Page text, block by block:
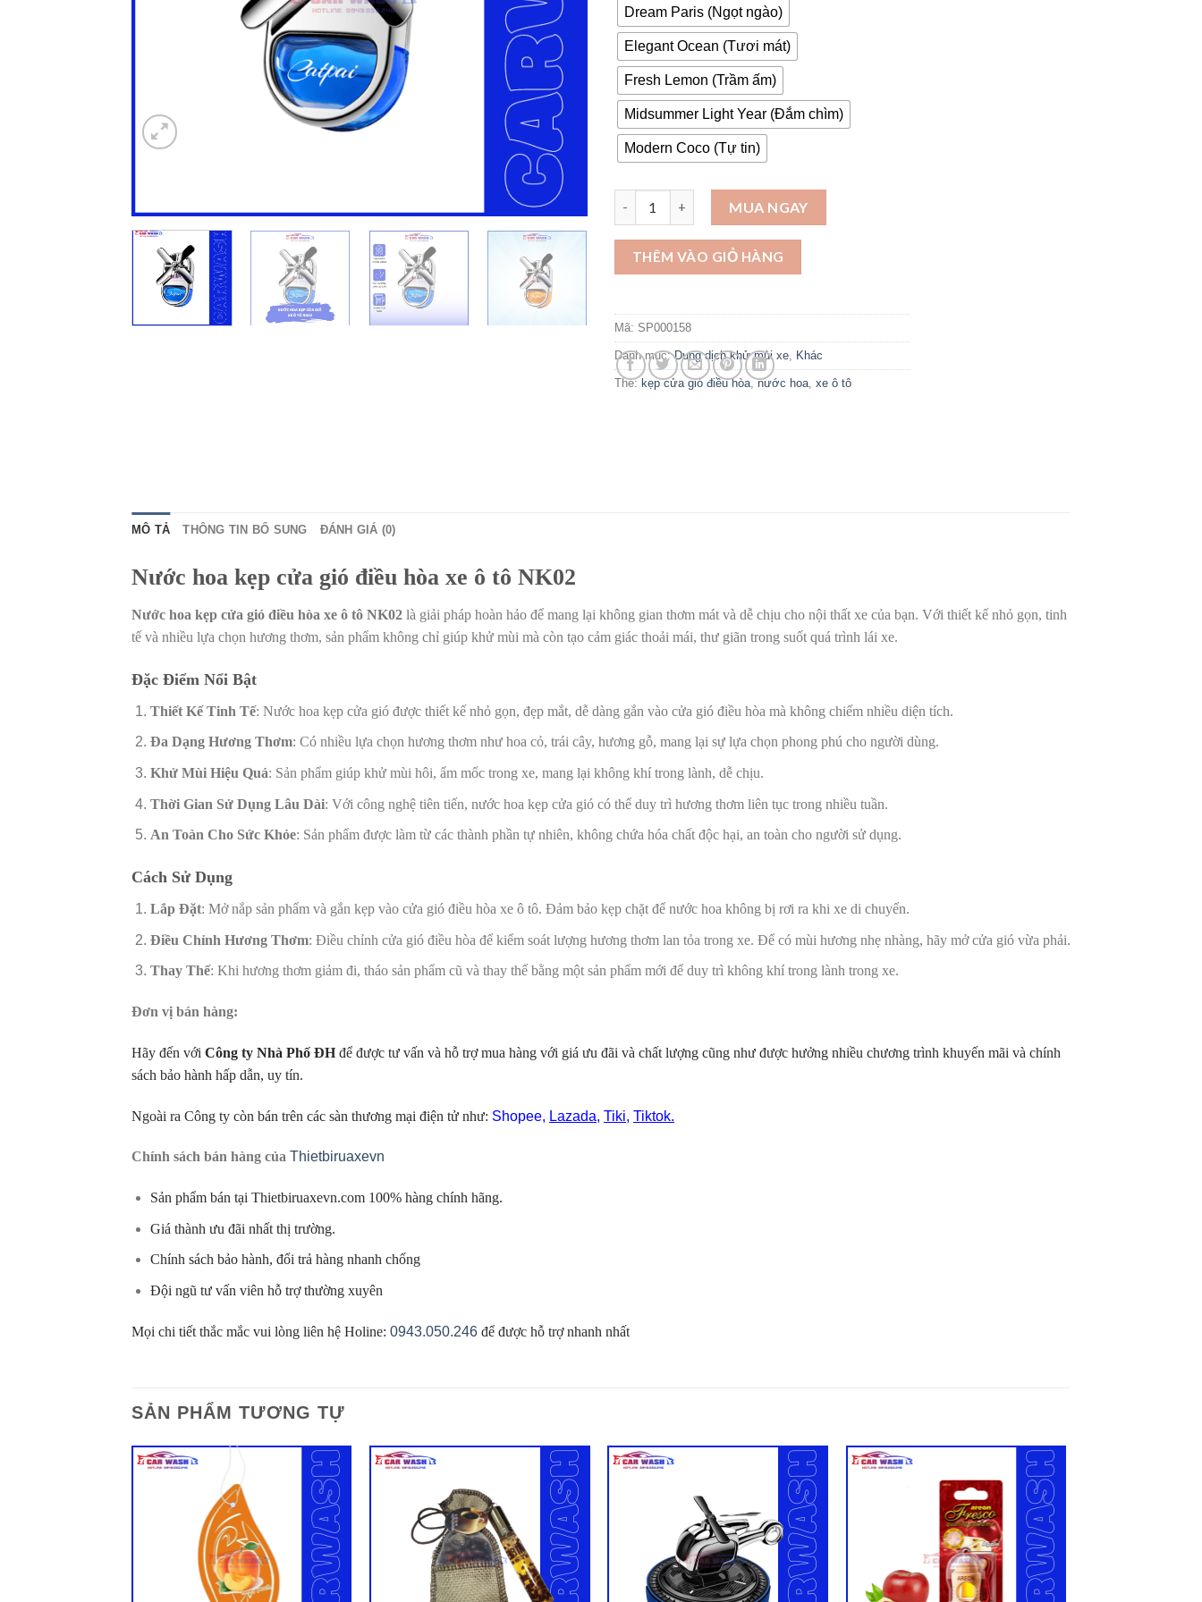
Dream Paris (Ngọt ngào)
Elegant Ocean (Tươi mát)
Fresh Lemon (Trầm ấm)
Midsummer Light Year (Đắm chìm)
Modern Coco (Tự tin)
MUA NGAY
THÊM VÀO GIỎ HÀNG
Mã: SP000158
Danh mục:Dung dịch khử mùi xe, Khác
Thẻ: kẹp cửa gió điều hòa,nước hoa, xe ô tô
MÔ TẢ THÔNG TIN BỔ SUNG ĐÁNH GIÁ (0)
Nước hoa kẹp cửa gió điều hòa xe ô tô NK02
Nước hoa kẹp cửa gió điều hòa xe ô tô NK02 là giải pháp hoàn hảo để mang lại không gian thơm mát và dễ chịu cho nội thất xe của bạn. Với thiết kế nhỏ gọn, tinh
tế và nhiều lựa chọn hương thơm, sản phẩm không chỉ giúp khử mùi mà còn tạo cảm giác thoải mái, thư giãn trong suốt quá trình lái xe.
Đặc Điểm Nổi Bật
Thiết Kế Tinh Tế: Nước hoa kẹp cửa gió được thiết kế nhỏ gọn, đẹp mắt, dễ dàng gắn vào cửa gió điều hòa mà không chiếm nhiều diện tích.
Đa Dạng Hương Thơm: Có nhiều lựa chọn hương thơm như hoa cỏ, trái cây, hương gỗ, mang lại sự lựa chọn phong phú cho người dùng.
Khử Mùi Hiệu Quả: Sản phẩm giúp khử mùi hôi, ẩm mốc trong xe, mang lại không khí trong lành, dễ chịu.
Thời Gian Sử Dụng Lâu Dài: Với công nghệ tiên tiến, nước hoa kẹp cửa gió có thể duy trì hương thơm liên tục trong nhiều tuần.
An Toàn Cho Sức Khỏe: Sản phẩm được làm từ các thành phần tự nhiên, không chứa hóa chất độc hại, an toàn cho người sử dụng.
Cách Sử Dụng
Lắp Đặt: Mở nắp sản phẩm và gắn kẹp vào cửa gió điều hòa xe ô tô. Đảm bảo kẹp chặt để nước hoa không bị rơi ra khi xe di chuyển.
Điều Chỉnh Hương Thơm: Điều chỉnh cửa gió điều hòa để kiểm soát lượng hương thơm lan tỏa trong xe. Để có mùi hương nhẹ nhàng, hãy mở cửa gió vừa phải.
Thay Thế: Khi hương thơm giảm đi, tháo sản phẩm cũ và thay thế bằng một sản phẩm mới để duy trì không khí trong lành trong xe.
Đơn vị bán hàng:
Hãy đến với Công ty Nhà Phố ĐH để được tư vấn và hỗ trợ mua hàng với giá ưu đãi và chất lượng cũng như được hưởng nhiều chương trình khuyến mãi và chính
sách bảo hành hấp dẫn, uy tín.
Ngoài ra Công ty còn bán trên các sàn thương mại điện tử như: Shopee, Lazada, Tiki, Tiktok.
Chính sách bán hàng của Thietbiruaxevn
Sản phẩm bán tại Thietbiruaxevn.com 100% hàng chính hãng.
Giá thành ưu đãi nhất thị trường.
Chính sách bảo hành, đổi trả hàng nhanh chống
Đội ngũ tư vấn viên hỗ trợ thường xuyên
Mọi chi tiết thắc mắc vui lòng liên hệ Holine: 0943.050.246 để được hỗ trợ nhanh nhất
SẢN PHẨM TƯƠNG TỰ